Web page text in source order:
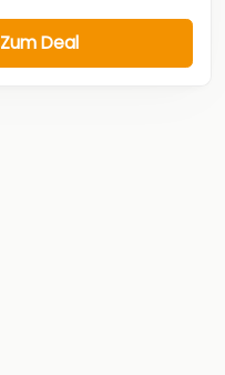
Zum Deal